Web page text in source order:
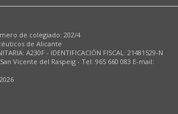
de colegiado: 202/4
de Alicante
A230F - IDENTIFICACIÓN FISCAL: 21481529-N
Vicente del Raspeig - Tel: 965 660 083 E-mail: